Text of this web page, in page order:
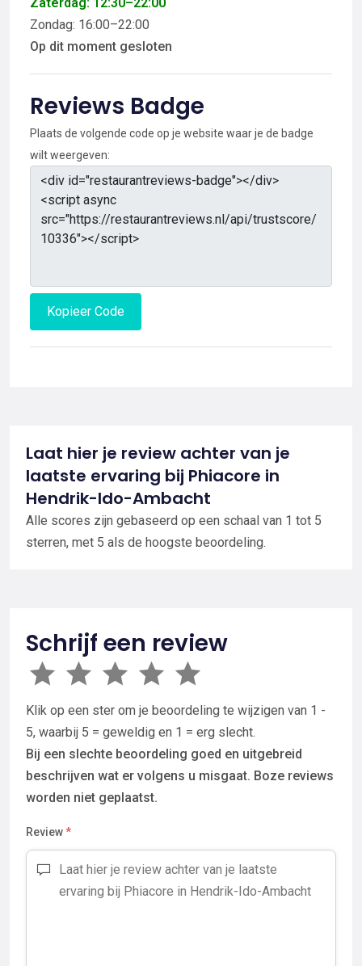
Zaterdag: 12:30–22:00
Zondag: 16:00–22:00
Op dit moment gesloten
Reviews Badge
Plaats de volgende code op je website waar je de badge
wilt weergeven:
Kopieer Code
Laat hier je review achter van je
laatste ervaring bij Phiacore in
Hendrik-Ido-Ambacht
Alle scores zijn gebaseerd op een schaal van 1 tot 5
sterren, met 5 als de hoogste beoordeling.
Schrijf een review
Klik op een ster om je beoordeling te wijzigen van 1 -
5, waarbij 5 = geweldig en 1 = erg slecht.
Bij een slechte beoordeling goed en uitgebreid
beschrijven wat er volgens u misgaat. Boze reviews
worden niet geplaatst.
Review*